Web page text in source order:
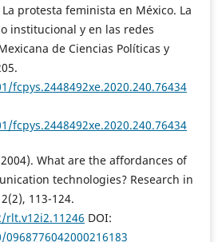
protesta feminista en México. La
institucional y en las redes
de Ciencias Políticas y
fcpys.2448492xe.2020.240.76434
fcpys.2448492xe.2020.240.76434
What are the affordances of
technologies? Research in
113-124.
DOI: